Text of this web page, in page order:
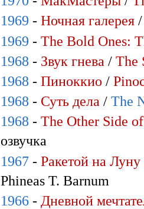
1969 -Ночная галерея
1969 -The Bold Ones:
1968 - Звук гнева /The
1968 -Пиноккио /
1968 - Суть дела /The
1968 -The Other Side
озвучка
1967 -Ракетой на Луну
Phineas T. Barnum
1966 - Дневной